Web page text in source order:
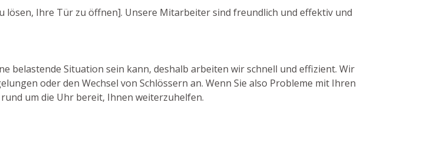
Ihre Tür zu öffnen]. Unsere Mitarbeiter sind freundlich und effektiv und
belastende Situation sein kann, deshalb arbeiten wir schnell und effizient. Wir
oder den Wechsel von Schlössern an. Wenn Sie also Probleme mit Ihren
um die Uhr bereit, Ihnen weiterzuhelfen.